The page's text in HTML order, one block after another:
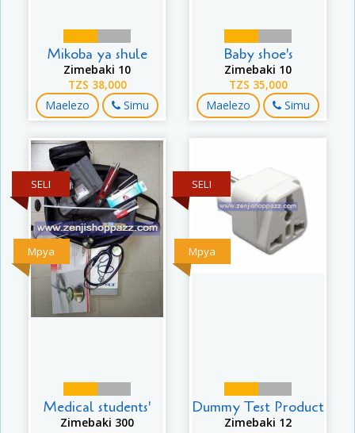
Mikoba ya shule
Zimebaki 10
TZS 38,000
Maelezo Simu
Baby shoe's
Zimebaki 10
TZS 35,000
Maelezo Simu
Mpya
SELI
Medical students'
Zimebaki 300
Mpya
SELI
Dummy Test Product
Zimebaki 12